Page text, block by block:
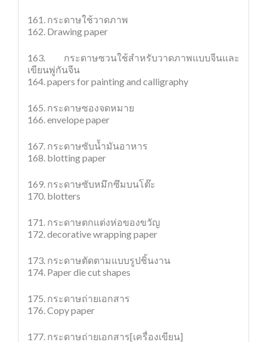
161. กระดาษใช้วาดภาพ
162. Drawing paper
163. กระดาษซวนใช้สำหรับวาดภาพแบบจีนและ
เขียนพู่กันจีน
164. papers for painting and calligraphy
165. กระดาษซองจดหมาย
166. envelope paper
167. กระดาษซับน้ำมันอาหาร
168. blotting paper
169. กระดาษซับหมึกซึมบนโต๊ะ
170. blotters
171. กระดาษตกแต่งห่อของขวัญ
172. decorative wrapping paper
173. กระดาษตัดตามแบบรูปชิ้นงาน
174. Paper die cut shapes
175. กระดาษถ่ายเอกสาร
176. Copy paper
177. กระดาษถ่ายเอกสาร[เครื่องเขียน]